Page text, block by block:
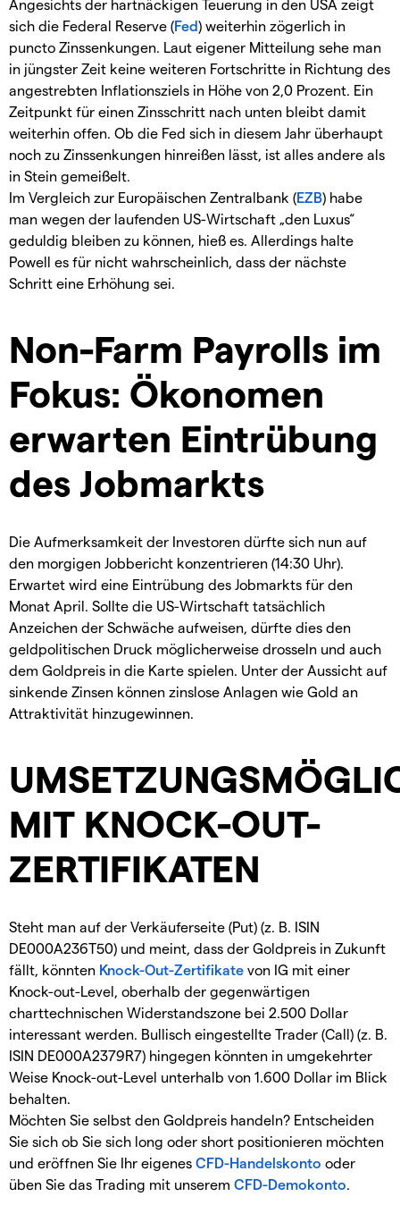
Angesichts der hartnäckigen Teuerung in den USA zeigt
sich die Federal Reserve (Fed) weiterhin zögerlich in
puncto Zinssenkungen. Laut eigener Mitteilung sehe man
in jüngster Zeit keine weiteren Fortschritte in Richtung des
angestrebten Inflationsziels in Höhe von 2,0 Prozent. Ein
Zeitpunkt für einen Zinsschritt nach unten bleibt damit
weiterhin offen. Ob die Fed sich in diesem Jahr überhaupt
noch zu Zinssenkungen hinreißen lässt, ist alles andere als
in Stein gemeißelt.
Im Vergleich zur Europäischen Zentralbank (EZB) habe
man wegen der laufenden US-Wirtschaft „den Luxus“
geduldig bleiben zu können, hieß es. Allerdings halte
Powell es für nicht wahrscheinlich, dass der nächste
Schritt eine Erhöhung sei.
Non-Farm Payrolls im
Fokus: Ökonomen
erwarten Eintrübung
des Jobmarkts
Die Aufmerksamkeit der Investoren dürfte sich nun auf
den morgigen Jobbericht konzentrieren (14:30 Uhr).
Erwartet wird eine Eintrübung des Jobmarkts für den
Monat April. Sollte die US-Wirtschaft tatsächlich
Anzeichen der Schwäche aufweisen, dürfte dies den
geldpolitischen Druck möglicherweise drosseln und auch
dem Goldpreis in die Karte spielen. Unter der Aussicht auf
sinkende Zinsen können zinslose Anlagen wie Gold an
Attraktivität hinzugewinnen.
MIT KNOCK-OUT-
ZERTIFIKATEN
Steht man auf der Verkäuferseite (Put) (z. B. ISIN
DE000A236T50) und meint, dass der Goldpreis in Zukunft
fällt, könnten Knock-Out-Zertifikate von IG mit einer
Knock-out-Level, oberhalb der gegenwärtigen
charttechnischen Widerstandszone bei 2.500 Dollar
interessant werden. Bullisch eingestellte Trader (Call) (z. B.
ISIN DE000A2379R7) hingegen könnten in umgekehrter
Weise Knock-out-Level unterhalb von 1.600 Dollar im Blick
behalten.
Möchten Sie selbst den Goldpreis handeln? Entscheiden
Sie sich ob Sie sich long oder short positionieren möchten
und eröffnen Sie Ihr eigenes CFD-Handelskonto oder
üben Sie das Trading mit unserem CFD-Demokonto.